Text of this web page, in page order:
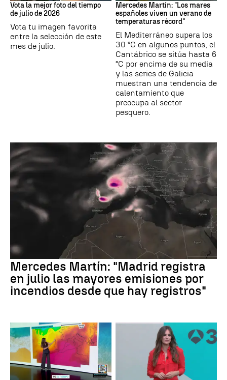
Vota la mejor foto del tiempo
de julio de 2026
Vota tu imagen favorita
entre la selección de este
mes de julio.
Mercedes Martín: "Los mares
españoles viven un verano de
temperaturas récord"
El Mediterráneo supera los
30 °C en algunos puntos, el
Cantábrico se sitúa hasta 6
°C por encima de su media
y las series de Galicia
muestran una tendencia de
calentamiento que
preocupa al sector
pesquero.
Mercedes Martín: "Madrid registra
en julio las mayores emisiones por
incendios desde que hay registros"